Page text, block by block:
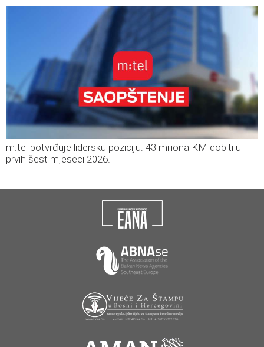
m:tel potvrđuje lidersku poziciju: 43 miliona KM dobiti u
prvih šest mjeseci 2026.